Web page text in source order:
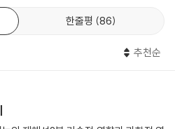
간과 기계가 경쟁하기보다는 공조하는
을 살릴 수 있게 될 것이라는 의미다.
이터를 해석하고 응용하게 됨으로써 가
다. “데이터를 가공해 정보로 만들어내
닝(딥러닝)이다. 아무리 많은 데이터를
전하지 않으면 아무 소용이 없다.” 머
한줄평 86
추천순